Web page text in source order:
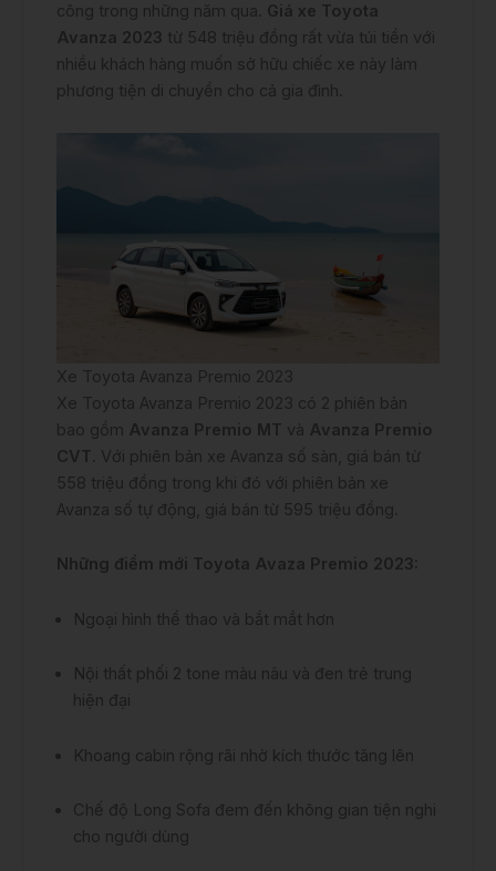
công trong những năm qua. Giá xe Toyota
Avanza 2023 từ 548 triệu đồng rất vừa túi tiền với
nhiều khách hàng muốn sở hữu chiếc xe này làm
phương tiện di chuyển cho cả gia đình.
Xe Toyota Avanza Premio 2023
Xe Toyota Avanza Premio 2023 có 2 phiên bản
bao gồm Avanza Premio MT và Avanza Premio
CVT . Với phiên bản xe Avanza số sàn, giá bán từ
558 triệu đồng trong khi đó với phiên bản xe
Avanza số tự động, giá bán từ 595 triệu đồng.
Những điểm mới Toyota Avaza Premio 2023:
Ngoại hình thể thao và bắt mắt hơn
Nội thất phối 2 tone màu nâu và đen trẻ trung
hiện đại
Khoang cabin rộng rãi nhờ kích thước tăng lên
Chế độ Long Sofa đem đến không gian tiện nghi
cho người dùng